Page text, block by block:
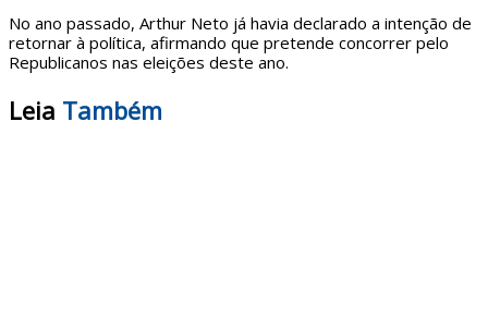
No ano passado, Arthur Neto já havia declarado a intenção de
retornar à política, afirmando que pretende concorrer pelo
Republicanos nas eleições deste ano.
Leia Também